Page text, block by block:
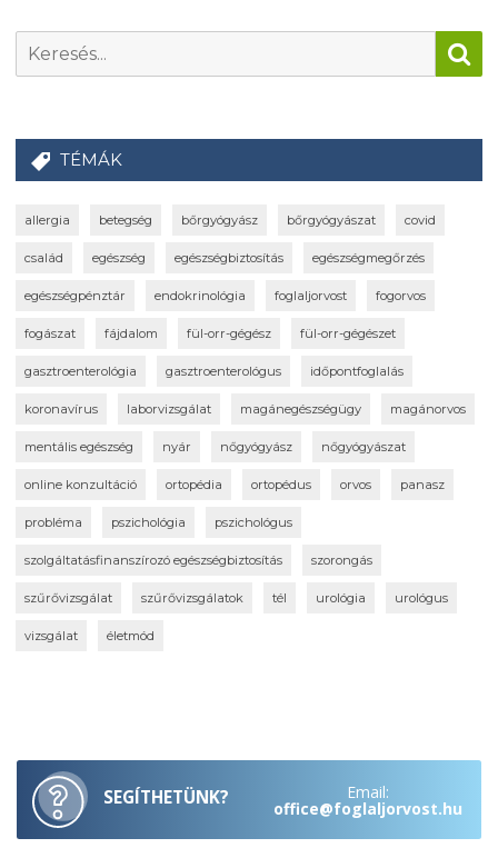
TÉMÁK
allergia betegség bőrgyógyász bőrgyógyászat covid
család egészség egészségbiztosítás egészségmegőrzés
egészségpénztár endokrinológia foglaljorvost fogorvos
fogászat fájdalom fül-orr-gégész fül-orr-gégészet
gasztroenterológia gasztroenterológus időpontfoglalás
koronavírus laborvizsgálat magánegészségügy magánorvos
mentális egészség nyár nőgyógyász nőgyógyászat
online konzultáció ortopédia ortopédus orvos panasz
probléma pszichológia pszichológus
szolgáltatásfinanszírozó egészségbiztosítás szorongás
szűrővizsgálat szűrővizsgálatok tél urológia urológus
vizsgálat életmód
SEGÍTHETÜNK? Email:
office@foglaljorvost.hu